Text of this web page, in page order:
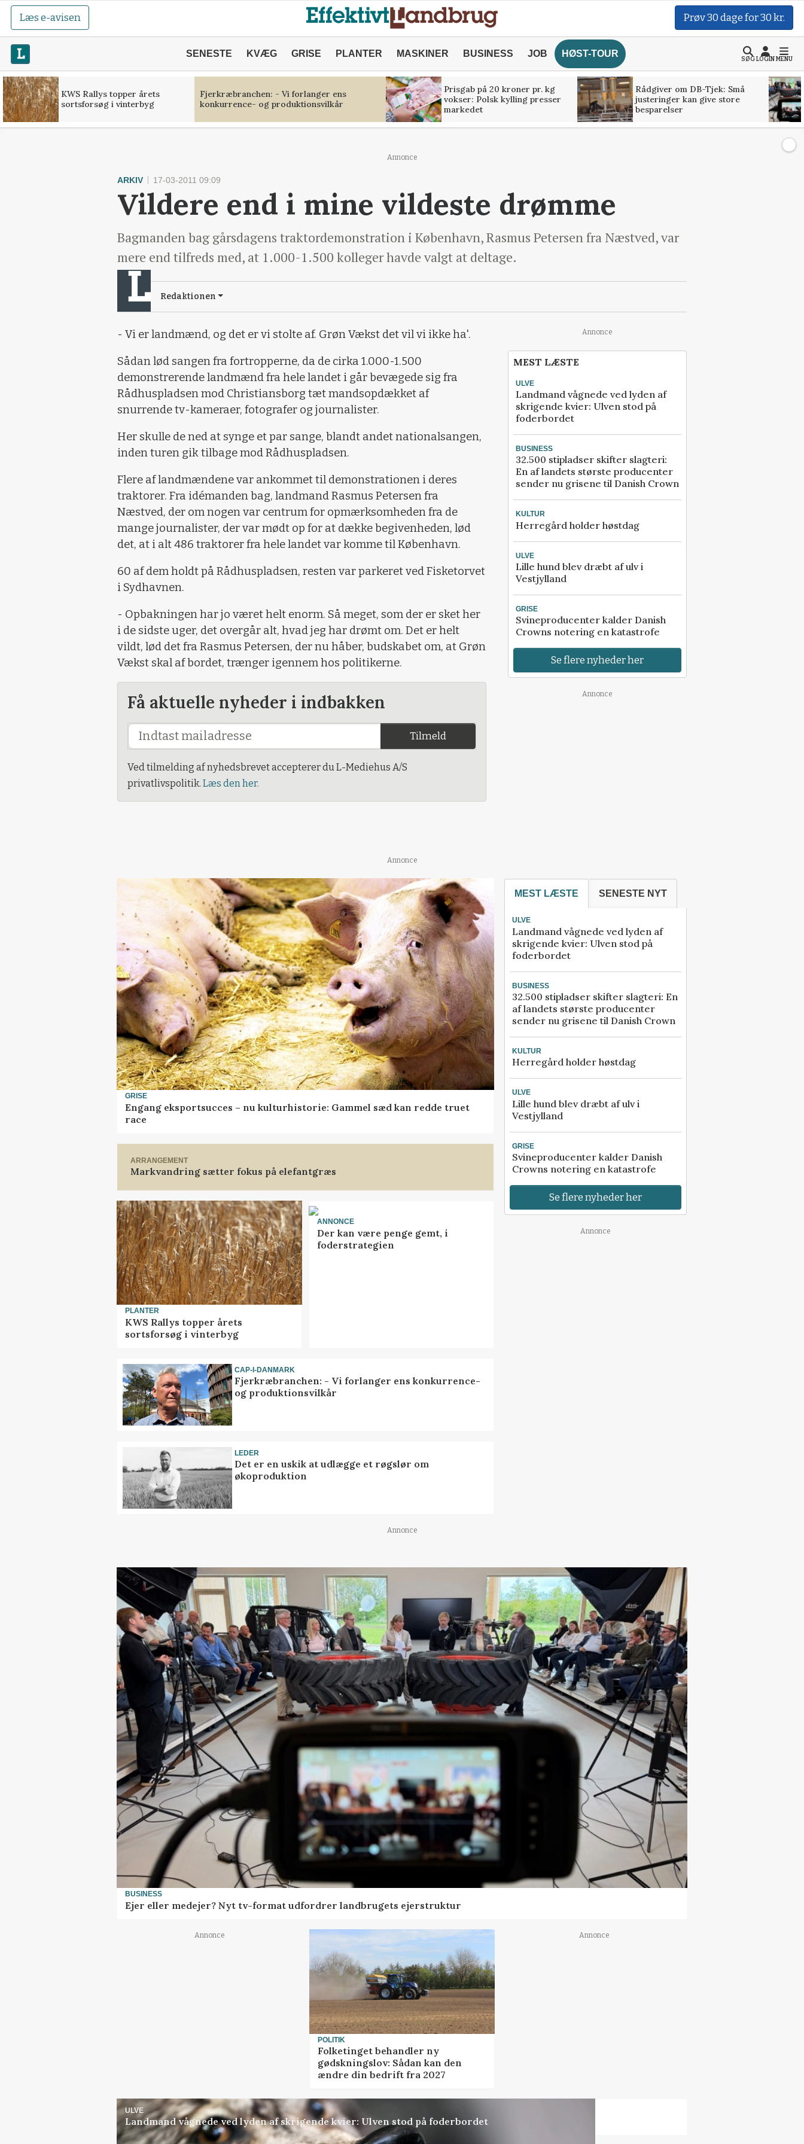
Læs e-avisen Prøv 30 dage for 30 kr.
SENESTE KVÆG GRISE PLANTER MASKINER BUSINESS JOB HØST-TOUR
SØGLOGINMENU
KWS Rallys topper årets
sortsforsøg i vinterbyg
Fjerkræbranchen: - Vi forlanger ens
konkurrence- og produktionsvilkår
Prisgab på 20 kroner pr. kg
vokser: Polsk kylling presser
markedet
Rådgiver om DB-Tjek: Små
justeringer kan give store
besparelser
Annonce
ARKIV 17-03-2011 09:09
Vildere end i mine vildeste drømme
Bagmanden bag gårsdagens traktordemonstration i København, Rasmus Petersen fra Næstved, var
mere end tilfreds med, at 1.000-1.500 kolleger havde valgt at deltage.
Redaktionen
- Vi er landmænd, og det er vi stolte af. Grøn Vækst det vil vi ikke ha'.
Sådan lød sangen fra fortropperne, da de cirka 1.000-1.500
demonstrerende landmænd fra hele landet i går bevægede sig fra
Rådhuspladsen mod Christiansborg tæt mandsopdækket af
snurrende tv-kameraer, fotografer og journalister.
Her skulle de ned at synge et par sange, blandt andet nationalsangen,
inden turen gik tilbage mod Rådhuspladsen.
Flere af landmændene var ankommet til demonstrationen i deres
traktorer. Fra idémanden bag, landmand Rasmus Petersen fra
Næstved, der om nogen var centrum for opmærksomheden fra de
mange journalister, der var mødt op for at dække begivenheden, lød
det, at i alt 486 traktorer fra hele landet var komme til København.
60 af dem holdt på Rådhuspladsen, resten var parkeret ved Fisketorvet
i Sydhavnen.
- Opbakningen har jo været helt enorm. Så meget, som der er sket her
i de sidste uger, det overgår alt, hvad jeg har drømt om. Det er helt
vildt, lød det fra Rasmus Petersen, der nu håber, budskabet om, at Grøn
Vækst skal af bordet, trænger igennem hos politikerne.
Få aktuelle nyheder i indbakken
Tilmeld
Ved tilmelding af nyhedsbrevet accepterer du L-Mediehus A/S
privatlivspolitik. Læs den her.
Annonce
MEST LÆSTE
ULVE
Landmand vågnede ved lyden af
skrigende kvier: Ulven stod på
foderbordet
BUSINESS
32.500 stipladser skifter slagteri:
En af landets største producenter
sender nu grisene til Danish Crown
KULTUR
Herregård holder høstdag
ULVE
Lille hund blev dræbt af ulv i
Vestjylland
GRISE
Svineproducenter kalder Danish
Crowns notering en katastrofe
Se flere nyheder her
Annonce
Annonce
GRISE
Engang eksportsucces – nu kulturhistorie: Gammel sæd kan redde truet
race
ARRANGEMENT
Markvandring sætter fokus på elefantgræs
PLANTER
KWS Rallys topper årets
sortsforsøg i vinterbyg
ANNONCE
Der kan være penge gemt, i
foderstrategien
CAP-I-DANMARK
Fjerkræbranchen: - Vi forlanger ens konkurrence-
og produktionsvilkår
LEDER
Det er en uskik at udlægge et røgslør om
økoproduktion
MEST LÆSTE SENESTE NYT
ULVE
Landmand vågnede ved lyden af
skrigende kvier: Ulven stod på
foderbordet
BUSINESS
32.500 stipladser skifter slagteri: En
af landets største producenter
sender nu grisene til Danish Crown
KULTUR
Herregård holder høstdag
ULVE
Lille hund blev dræbt af ulv i
Vestjylland
GRISE
Svineproducenter kalder Danish
Crowns notering en katastrofe
Se flere nyheder her
Annonce
Annonce
BUSINESS
Ejer eller medejer? Nyt tv-format udfordrer landbrugets ejerstruktur
Annonce
POLITIK
Folketinget behandler ny
gødskningslov: Sådan kan den
ændre din bedrift fra 2027
Annonce
ULVE
Landmand vågnede ved lyden af skrigende kvier: Ulven stod på foderbordet